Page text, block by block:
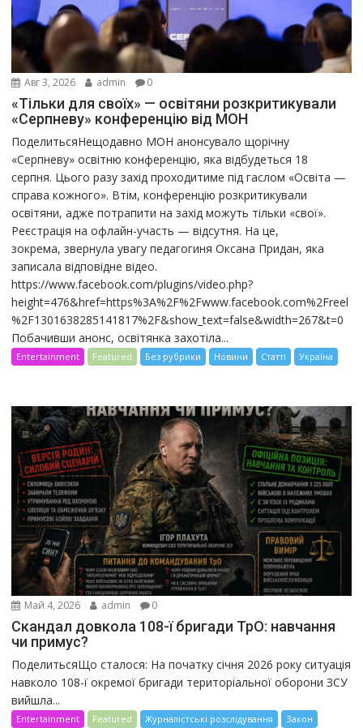
Авг 3, 2026 admin 0
«Тільки для своїх» — освітяни розкритикували
«Серпневу» конференцію від МОН
ПоделитьсяНещодавно МОН анонсувало щорічну
«Серпневу» освітню конференцію, яка відбудеться 18
серпня. Цього разу захід проходитиме під гаслом «Освіта —
справа кожного». Втім, конференцію розкритикували
освітяни, адже потрапити на захід можуть тільки «свої».
Реєстрація на офлайн-участь — відсутня. На це,
зокрема, звернула увагу педагогиня Оксана Придан, яка
записала відповідне відео.
https://www.facebook.com/plugins/video.php?
height=476&href=https%3A%2F%2Fwww.facebook.com%2Freel
%2F1301638285141817%2F&show_text=false&width=267&t=0
Побачивши анонс, освітянка захотіла...
Entertainment Featured Без рубрики Новини Статті Україна
Май 4, 2026 admin 0
Скандал довкола 108-ї бригади ТрО: навчання
чи примус?
ПоделитьсяЩо сталося: На початку січня 2026 року ситуація
навколо 108-ї окремої бригади територіальної оборони ЗСУ
вийшла...
Entertainment Featured Журналістські розслідування
Закон